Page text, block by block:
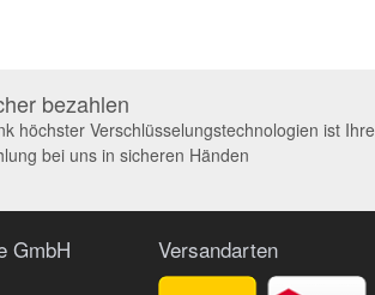
bezahlen
höchster Verschlüsselungstechnologien ist Ihre
bei uns in sicheren Händen
GmbH Versandarten